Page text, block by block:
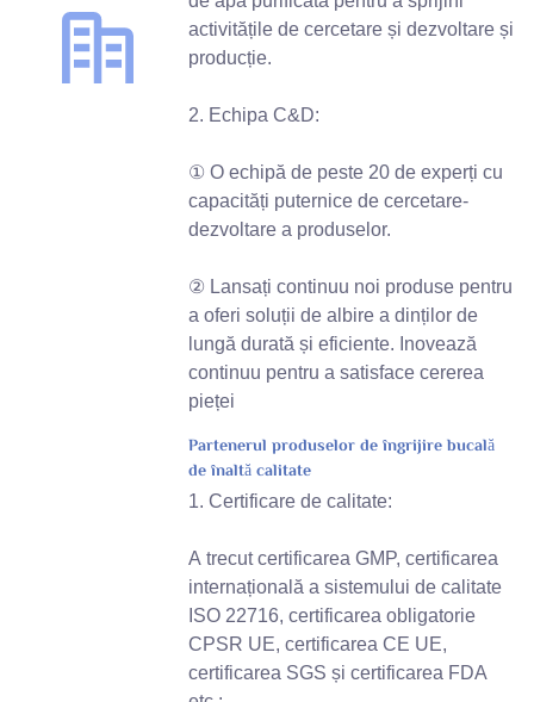
activitățile de cercetare și dezvoltare și
producție.
2. Echipa C&D:
① O echipă de peste 20 de experți cu
capacități puternice de cercetare-
dezvoltare a produselor.
② Lansați continuu noi produse pentru
a oferi soluții de albire a dinților de
lungă durată și eficiente. Inovează
continuu pentru a satisface cererea
pieței
Partenerul produselor de îngrijire bucală
de înaltă calitate
1. Certificare de calitate:
A trecut certificarea GMP, certificarea
internațională a sistemului de calitate
ISO 22716, certificarea obligatorie
CPSR UE, certificarea CE UE,
certificarea SGS și certificarea FDA